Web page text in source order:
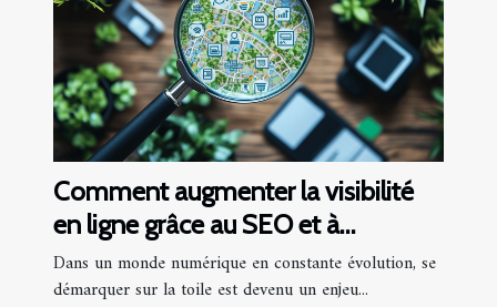
Comment augmenter la visibilité
en ligne grâce au SEO et à
l'optimisation locale
Dans un monde numérique en constante évolution, se
démarquer sur la toile est devenu un enjeu...